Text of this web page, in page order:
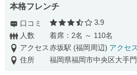
本格フレンチ
口コミ 口コミ評価
3.9
人数
着席：2名 ～ 110名
アクセス赤坂駅 (福岡周辺) アクセ
住所
福岡県福岡市中央区大手